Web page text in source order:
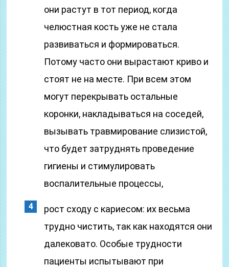
они растут в тот период, когда
челюстная кость уже не стала
развиваться и формироваться.
Потому часто они вырастают криво и
стоят не на месте. При всем этом
могут перекрывать остальные
коронки, накладываться на соседей,
вызывать травмирование слизистой,
что будет затруднять проведение
гигиены и стимулировать
воспалительные процессы,
рост сходу с кариесом: их весьма
трудно чистить, так как находятся они
далековато. Особые трудности
пациенты испытывают при